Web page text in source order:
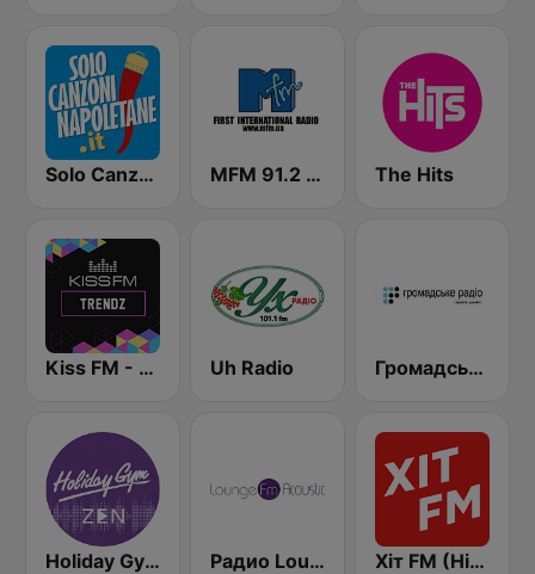
Solo Canzoni Napoletane MFM 91.2 FM The Hits
Kiss FM - Trendz 18+ (Кис ФМ) Uh Radio Громадське радіо
Holiday Gym Zen Радио Lounge FM - Acoustic Хіт FM (Hit FM)